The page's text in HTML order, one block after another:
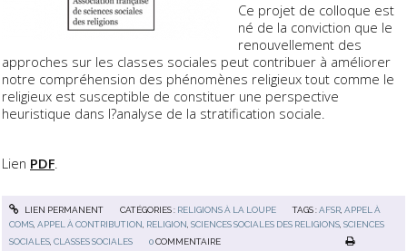
Ce projet de colloque est
né de la conviction que le
renouvellement des
approches sur les classes sociales peut contribuer à améliorer
notre compréhension des phénomènes religieux tout comme le
religieux est susceptible de constituer une perspective
heuristique dans l?analyse de la stratification sociale.
Lien PDF
LIEN PERMANENT CATÉGORIES : RELIGIONS À LA LOUPE TAGS :AFSR,APPEL À
COMS,APPEL À CONTRIBUTION, RELIGION,SCIENCES SOCIALES DES RELIGIONS,SCIENCES
SOCIALES ,CLASSES SOCIALES 0 COMMENTAIRE